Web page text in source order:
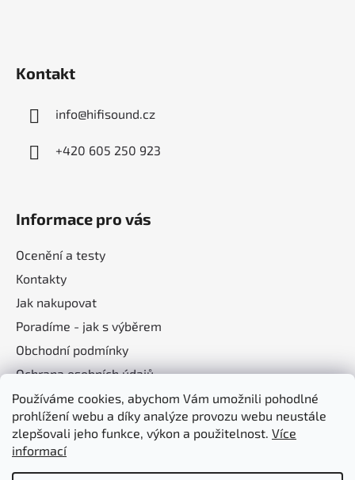
Používáme cookies, abychom Vám umožnili pohodlné
prohlížení webu a díky analýze provozu webu neustále
zlepšovali jeho funkce, výkon a použitelnost. Více
informací
Kontakt
info@hifisound.cz
+420 605 250 923
Informace pro vás
Ocenění a testy
Kontakty
Jak nakupovat
Poradíme - jak s výběrem
Obchodní podmínky
Ochrana osobních údajů
Nákupní košík
0KS /0 KČ